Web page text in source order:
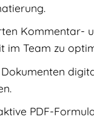
Kommentar-
im Team zu
PDF-